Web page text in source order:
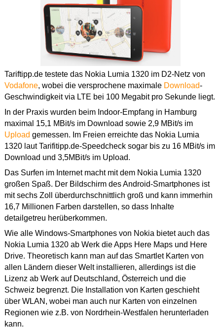
Tariftipp.de testete das Nokia Lumia 1320 im D2-Netz von
Vodafone, wobei die versprochene maximale Download-
Geschwindigkeit via LTE bei 100 Megabit pro Sekunde liegt.
In der Praxis wurden beim Indoor-Empfang in Hamburg
maximal 15,1 MBit/s im Download sowie 2,9 MBit/s im
Upload gemessen. Im Freien erreichte das Nokia Lumia
1320 laut Tarifitipp.de-Speedcheck sogar bis zu 16 MBit/s im
Download und 3,5MBit/s im Upload.
Das Surfen im Internet macht mit dem Nokia Lumia 1320
großen Spaß. Der Bildschirm des Android-Smartphones ist
mit sechs Zoll überdurchschnittlich groß und kann immerhin
16,7 Millionen Farben darstellen, so dass Inhalte
detailgetreu herüberkommen.
Wie alle Windows-Smartphones von Nokia bietet auch das
Nokia Lumia 1320 ab Werk die Apps Here Maps und Here
Drive. Theoretisch kann man auf das Smartlet Karten von
allen Ländern dieser Welt installieren, allerdings ist die
Lizenz ab Werk auf Deutschland, Österreich und die
Schweiz begrenzt. Die Installation von Karten geschieht
über WLAN, wobei man auch nur Karten von einzelnen
Regionen wie z.B. von Nordrhein-Westfalen herunterladen
kann.